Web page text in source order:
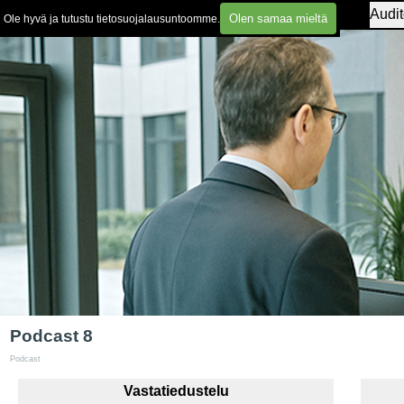
Ole hyvä ja tutustu tietosuojalausuntoomme. Olen samaa mieltä
Etusivu Aiheet ▼
Podcast ▼
Podcast 8
Podcast
Vastatiedustelu